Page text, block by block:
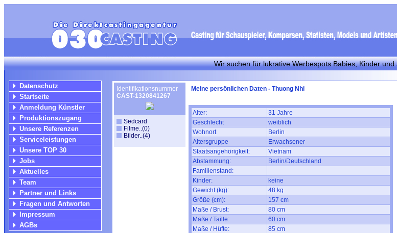
Wir suchen für lukrative Werbespots Babies, Kinder und
Datenschutz
Startseite
Anmeldung Künstler
Produktionszugang
Unsere Referenzen
Serviceleistungen
Unsere TOP 30
Jobs
Aktuelles
Team
Partner und Links
Fragen und Antworten
Impressum
AGBs
Identifikationsnummer
CAST-1320841267
Sedcard
Filme..(0)
Bilder..(4)
Meine persönlichen Daten - Thuong Nhi
Alter:
31 Jahre
Geschlecht
weiblich
Wohnort
Berlin
Altersgruppe
Erwachsener
Staatsangehörigkeit:
Vietnam
Abstammung:
Berlin/Deutschland
Familienstand:
Kinder:
keine
Gewicht (kg):
48 kg
Größe (cm):
157 cm
Maße / Brust:
80 cm
Maße / Taille:
60 cm
Maße / Hüfte:
85 cm